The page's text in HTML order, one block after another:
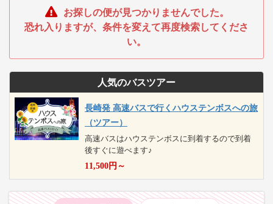
お探しの便が見つかりませんでした。
恐れ入りますが、条件を変えて再度検索してくださ
い。
人気のバスツアー
長崎発 高速バスで行くハウステンボスへの旅
（ツアー）
高速バスはハウステンボスに到着するので到着
後すぐに遊べます♪
11,500 円～